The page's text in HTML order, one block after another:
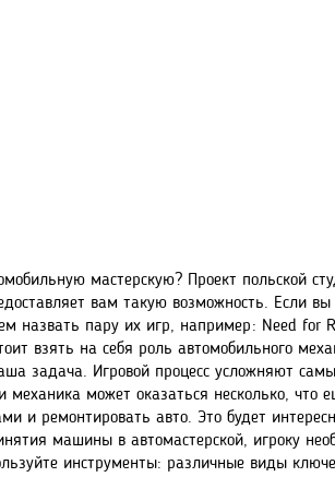
мастерскую? Проект польской
вам такую возможность. Если
назвать пару их игр, например: Need for
взять на себя роль автомобильного
задача. Игровой процесс усложняют
может оказаться несколько, что
и ремонтировать авто. Это будет
машины в автомастерской, игроку
инструменты: различные виды